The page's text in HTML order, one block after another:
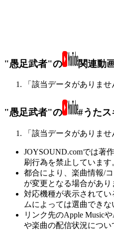
"愚足武者"の 関連動
「該当データがありませ
"愚足武者"の #うたス
「該当データがありませ
JOYSOUND.comでは著
刷行為を禁止しています
都合により、楽曲情報/
が変更となる場合があり
対応機種が表示されて
ムによっては選曲できな
リンク先のApple Music
や楽曲の配信状況につ